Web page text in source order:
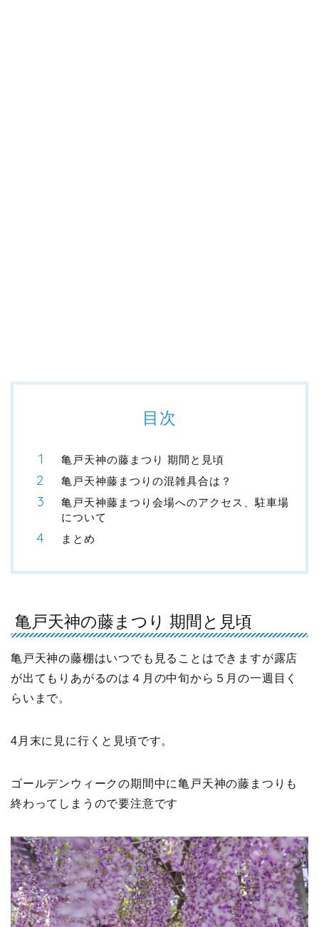
目次
亀戸天神の藤まつり 期間と見頃
亀戸天神藤まつりの混雑具合は？
亀戸天神藤まつり会場へのアクセス、駐車場
について
まとめ
亀戸天神の藤まつり 期間と見頃
亀戸天神の藤棚はいつでも見ることはできますが露店
が出てもりあがるのは４月の中旬から５月の一週目く
らいまで。
4月末に見に行くと見頃です。
ゴールデンウィークの期間中に亀戸天神の藤まつりも
終わってしまうので要注意です